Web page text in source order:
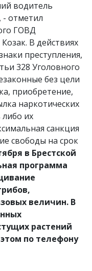
водитель
отметил
ГОВД
В действиях
преступления,
328 Уголовного
без цели
приобретение,
наркотических
их
санкция
свободы на срок
в Брестской
программа
величин. В
растений
по телефону